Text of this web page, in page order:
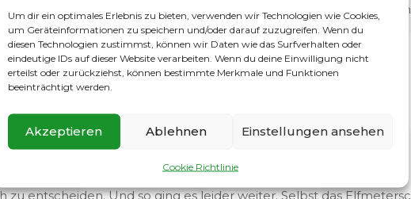
Um dir ein optimales Erlebnis zu bieten, verwenden wir Technologien wie Cookies,
um Geräteinformationen zu speichern und/oder darauf zuzugreifen. Wenn du
diesen Technologien zustimmst, können wir Daten wie das Surfverhalten oder
eindeutige IDs auf dieser Website verarbeiten. Wenn du deine Einwilligung nicht
erteilst oder zurückziehst, können bestimmte Merkmale und Funktionen
beeinträchtigt werden.
Akzeptieren Ablehnen Einstellungen ansehen
Cookie Richtlinie
Rang drei war schon gewaltig – und vor allem wurden wieder
ersten Spiel – wieder
sich unser Team erneut unaufmerksam sowie
auf Grund nur einer
zu Gunsten des Gegners. Im zweiten
Nur ein Sieg konnte die Chance
Entsprechend engagiert gingen die
zeigten sich die Unsrigen allerdings zu unentschlossen.
binnen weniger Minuten Oberhand zu
zu entscheiden. Und so ging es leider weiter. Selbst das